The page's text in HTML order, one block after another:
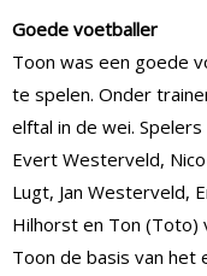
Goede voetballer
Toon was een goede
te spelen. Onder
elftal in de wei.
Evert Westerveld,
Lugt, Jan Westerveld,
Hilhorst en Ton (Toto)
Toon de basis van het